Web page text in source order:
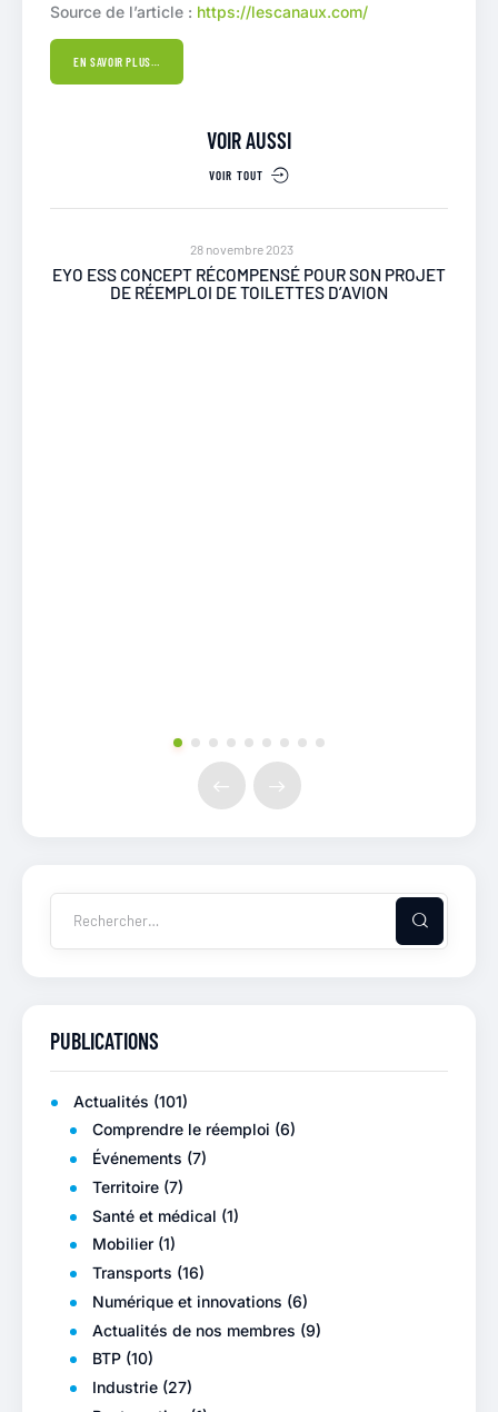
Source de l’article : https://lescanaux.com/
EN SAVOIR PLUS…
VOIR AUSSI
VOIR TOUT
POUR SON PROJET
D’AVION
« CHANGER LA MANIÈRE DONT ON
LE RÉEMPLOI DES TEXTILES EN
PUBLICATIONS
Actualités (101)
Comprendre le réemploi (6)
Événements (7)
Territoire (7)
Santé et médical (1)
Mobilier (1)
Transports (16)
Numérique et innovations (6)
Actualités de nos membres (9)
BTP (10)
Industrie (27)